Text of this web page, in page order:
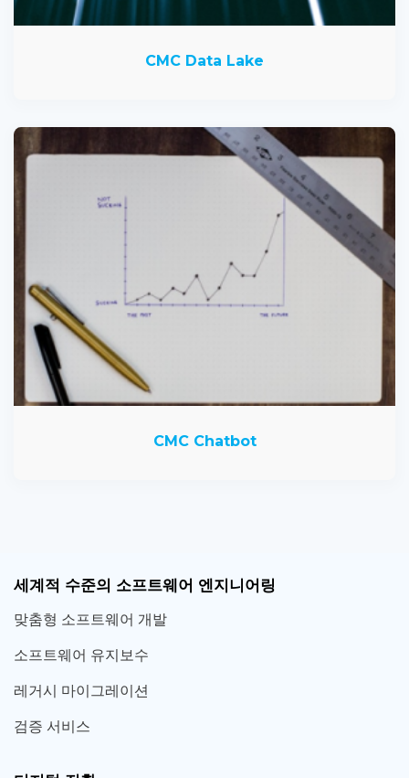
CMC Data Lake
CMC Chatbot
세계적 수준의 소프트웨어 엔지니어링
맞춤형 소프트웨어 개발
소프트웨어 유지보수
레거시 마이그레이션
검증 서비스